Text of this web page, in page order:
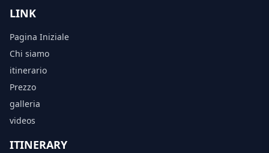
LINK
Pagina Iniziale
Chi siamo
itinerario
Prezzo
galleria
videos
ITINERARY